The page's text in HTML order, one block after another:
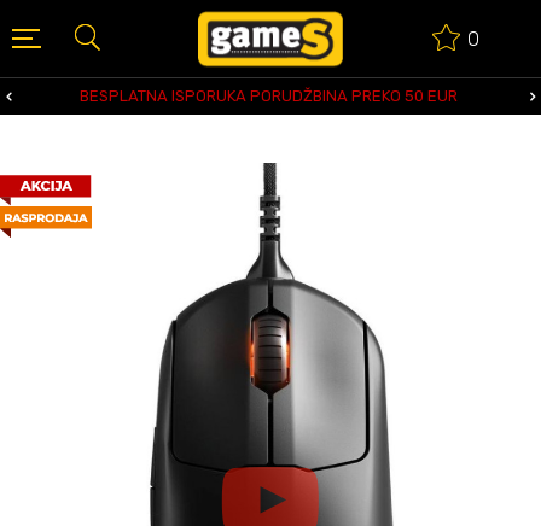
0
BESPLATNA ISPORUKA PORUDŽBINA PREKO 50 EUR